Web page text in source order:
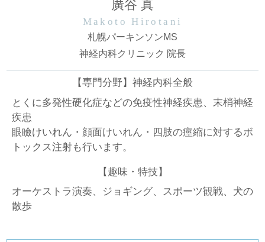
廣谷 真
Makoto Hirotani
札幌パーキンソンMS
神経内科クリニック 院長
【専門分野】神経内科全般
とくに多発性硬化症などの免疫性神経疾患、末梢神経
疾患
眼瞼けいれん・顔面けいれん・四肢の痙縮に対するボ
トックス注射も行います。
【趣味・特技】
オーケストラ演奏、ジョギング、スポーツ観戦、犬の
散歩